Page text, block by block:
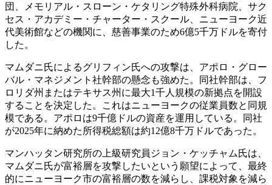
団、メモリアル・スローン・ケタリング特殊外科病院、サク
セス・アカデミー・チャーター・スクール、ニューヨーク近
代美術館などの機関に、慈善事業のため6億5千万ドルを寄付
した。
マムダニ氏によるグリフィン氏への攻撃は、アポロ・グロー
バル・マネジメント社幹部の懸念も強めた。同社幹部は、フ
ロリダ州またはテキサス州に最大1千人規模の新拠点を開設
することを決定した。これはニューヨークの従業員数と同規
模である。アポロは9千億ドルの資産を運用している。同社
が2025年に納めた所得税総額は約12億8千万ドルであった。
マンハッタン研究所の上級研究員ジョン・ケッチャム氏は、
マムダニ氏が富裕層を攻撃したいという願望によって、最終
的にニューヨーク市の富裕層の数を減らし、課税対象を減ら